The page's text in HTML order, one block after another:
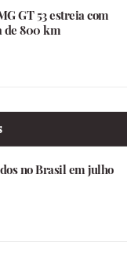
GT 53 estreia com
de 800 km
no Brasil em julho